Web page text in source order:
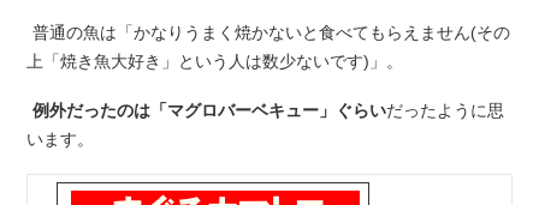
普通の魚は「かなりうまく焼かないと食べてもらえません(その
上「焼き魚大好き」という人は数少ないです)」。
例外だったのは「マグロバーベキュー」ぐらいだったように思
います。